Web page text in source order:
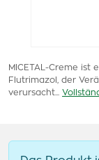
MICETAL-Creme
Flutrimazol, der
verursacht...